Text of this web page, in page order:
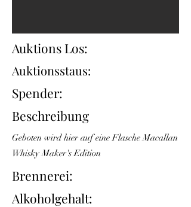
Auktions Los:
Auktionsstaus:
Spender:
Beschreibung
Geboten wird hier auf eine Flasche Macallan
Whisky Maker's Edition
Brennerei:
Alkoholgehalt: